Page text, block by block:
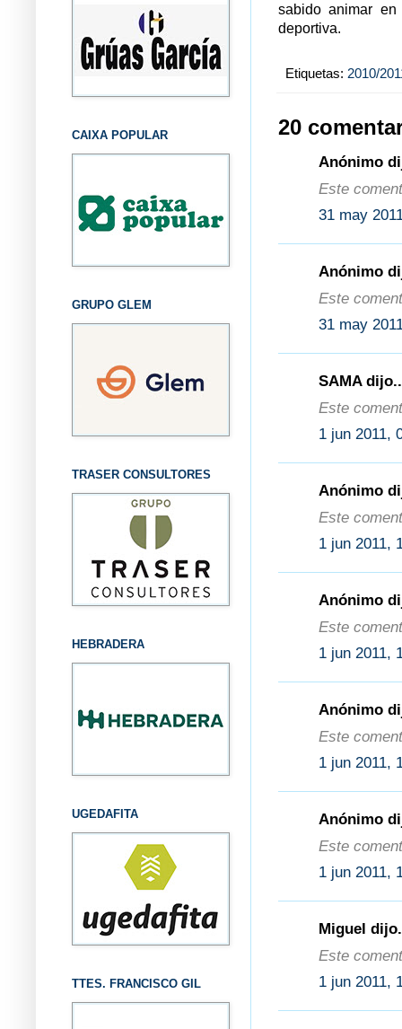
sabido animar
deportiva.
Etiquetas: 2010/
20
Anónimo
Este
31 may
Anónimo
Este
31 may
SAMA
Este
1 jun 2011,
Anónimo
Este
1 jun 2011,
Anónimo
Este
1 jun 2011,
Anónimo
Este
1 jun 2011,
Anónimo
Este
1 jun 2011,
Miguel
Este
1 jun 2011,
CAIXA POPULAR
GRUPO GLEM
TRASER CONSULTORES
HEBRADERA
UGEDAFITA
TTES. FRANCISCO GIL